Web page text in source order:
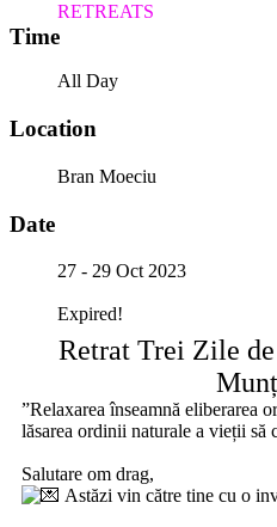
RETREATS
Time
All Day
Location
Bran Moeciu
Date
27 - 29 Oct 2023
Expired!
Retrat Trei Zile
”Relaxarea înseamnă eliberarea
lăsarea ordinii naturale a vieții
Salutare om drag,
Astăzi vin către tine cu o